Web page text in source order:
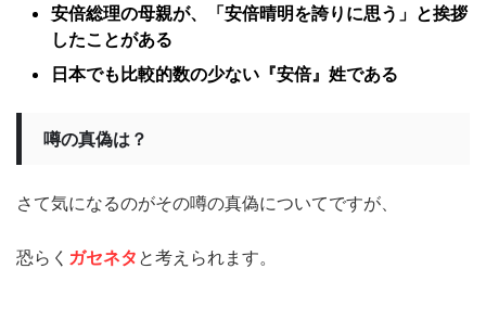
安倍総理の母親が、「安倍晴明を誇りに思う」と挨拶
したことがある
日本でも比較的数の少ない『安倍』姓である
噂の真偽は？
さて気になるのがその噂の真偽についてですが、
恐らく ガセネタ と考えられます。